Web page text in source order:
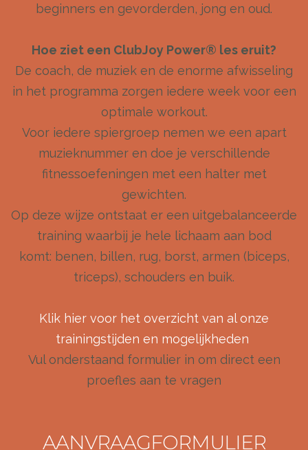
beginners en gevorderden, jong en oud.
Hoe ziet een ClubJoy Power® les eruit?
De coach, de muziek en de enorme afwisseling
in het programma zorgen iedere week voor een
optimale workout.
Voor iedere spiergroep nemen we een apart
muzieknummer en doe je verschillende
fitnessoefeningen met een halter met
gewichten.
Op deze wijze ontstaat er een uitgebalanceerde
training waarbij je hele lichaam aan bod
komt: benen, billen, rug, borst, armen (biceps,
triceps), schouders en buik.
Klik hier voor het overzicht van al onze
trainingstijden en mogelijkheden
Vul onderstaand formulier in om direct een
proefles aan te vragen
AANVRAAGFORMULIER